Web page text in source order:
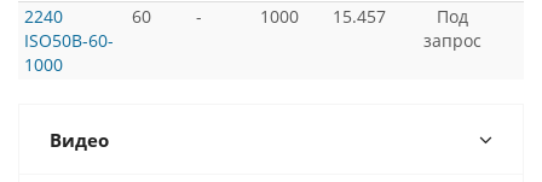
2240
ISO50B-60-
1000
60 - 1000 15.457
Под
запрос
Видео